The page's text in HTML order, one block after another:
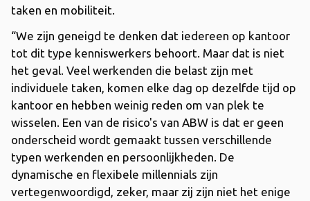
taken en mobiliteit.
“We zijn geneigd te denken dat iedereen op kantoor
tot dit type kenniswerkers behoort. Maar dat is niet
het geval. Veel werkenden die belast zijn met
individuele taken, komen elke dag op dezelfde tijd op
kantoor en hebben weinig reden om van plek te
wisselen. Een van de risico's van ABW is dat er geen
onderscheid wordt gemaakt tussen verschillende
typen werkenden en persoonlijkheden. De
dynamische en flexibele millennials zijn
vertegenwoordigd, zeker, maar zij zijn niet het enige